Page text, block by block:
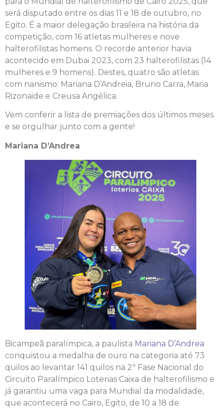
será disputado entre os dias 11 e 18 de outubro, no
Egito. É a maior delegação brasileira na história da
competição, com 16 atletas mulheres e nove
halterofilistas homens. O recorde anterior havia
acontecido em Dubai 2023, com 23 halterofilistas (14
mulheres e 9 homens). Destes, quatro são atletas
com nanismo: Mariana D’Andreia, Bruno Carra, Maria
Rizonaide e Creusa Angélica.
Vem conferir a lista de premiações dos últimos meses
e se orgulhar junto com a gente!
Mariana D’Andrea
Bicampeã paralímpica, a paulista Mariana D’Andrea
conquistou a medalha de ouro na categoria até 73
quilos ao levantar 141 quilos na 2ª Fase Nacional do
Circuito Paralímpico Loterias Caixa de halterofilismo e
já garantiu uma vaga para Mundial da modalidade,
que acontecerá no Cairo, Egito, de 10 a 18 de